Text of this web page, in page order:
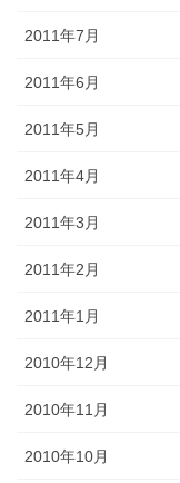
2011年7月
2011年6月
2011年5月
2011年4月
2011年3月
2011年2月
2011年1月
2010年12月
2010年11月
2010年10月